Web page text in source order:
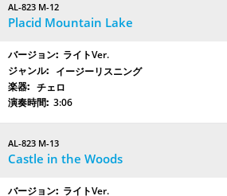
AL-823 M-12
Placid Mountain Lake
ライトVer.
イージーリスニング
チェロ
3:06
AL-823 M-13
Castle in the Woods
ライトVer.